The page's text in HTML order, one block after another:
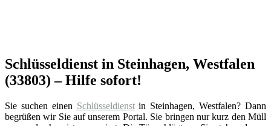
Schlüsseldienst in Steinhagen, Westfalen
(33803) – Hilfe sofort!
Sie suchen einen Schlüsseldienstin Steinhagen, Westfalen? Dann
begrüßen wir Sie auf unserem Portal. Sie bringen nur kurz den Müll